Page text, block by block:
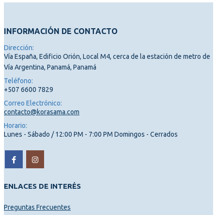
INFORMACIÓN DE CONTACTO
Dirección:
Vía España, Edificio Orión, Local M4, cerca de la estación de metro de
Vía Argentina, Panamá, Panamá
Teléfono:
+507 6600 7829
Correo Electrónico:
contacto@korasama.com
Horario:
Lunes - Sábado / 12:00 PM - 7:00 PM Domingos - Cerrados
ENLACES DE INTERÉS
Preguntas Frecuentes